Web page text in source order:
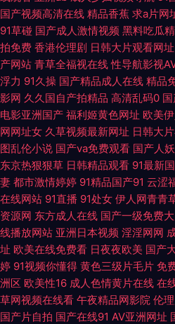
乱轮 久草性爱视频 欧美性爱伊人 熟女福
人三级 韩日裸片 欧美色色 天堂AV颜射
色av 激情另类 欧美色网络 丝袜美足 91
蜜桃 欧美老女人性交 三级片免费国产 亚
人Aⅴ视频 精品豆花 青青青国产在线 香蕉
黑人成人 欧美入口一二三 丝袜视频福利
情网 欧美四级 天堂午夜福利 91老司机视
人人艹艹 午夜福利国产区 91视频网址入
婷福利影院 91在线播放专区 传媒在线看
国产视频高清在线 精品香蕉 求a片网
91草碰 国产成人激情视频 黑料吃瓜
拍免费 香港伦理剧 日韩大片观看网址
产网站 青草全福视在线 性导航影视
浮力 91久操 国产精品成人在线 精品
影网 久久国自产拍精品 高清乱码0
电影亚洲国产 福利姬黄色网址 欧美
网网址女 久草视频最新网址 日韩大
图乱伦小说 国产va免费观看 国产人
东京热狠狠草 日韩精品观看 91最新
妻 都市激情婷婷 91精品国产91 云涩
在线网站 91直播 91处女 伊人网青青
资源网 东方成人在线 国产一级免费
线播放网站 亚洲日本视频 淫淫网网
址 欧美在线免费看 日夜夜欧美 国产
婷 91视频你懂得 黄色三级片毛片 免
洲区 欧美性16 成人色情黄片在线 在
草网视频在线看 午夜精品网影院 伦
国产片自拍 国产在线91 AV亚洲网址